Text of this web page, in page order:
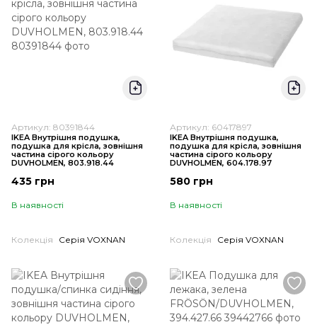
Артикул: 80391844
IKEA Внутрішня подушка,
подушка для крісла, зовнішня
частина сірого кольору
DUVHOLMEN, 803.918.44
435 грн
В наявності
Колекція Серія VOXNAN
Артикул: 60417897
IKEA Внутрішня подушка,
подушка для крісла, зовнішня
частина сірого кольору
DUVHOLMEN, 604.178.97
580 грн
В наявності
Колекція Серія VOXNAN